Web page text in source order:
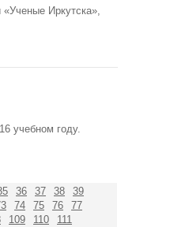
«Ученые Иркутска»,
учебном году.
36 37 38
39
74 75 76
77
109 110 111